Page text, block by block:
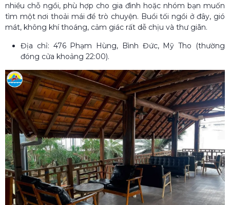
nhiều chỗ ngồi, phù hợp cho gia đình hoặc nhóm bạn muốn
tìm một nơi thoải mái để trò chuyện. Buổi tối ngồi ở đây, gió
mát, không khí thoáng, cảm giác rất dễ chịu và thư giãn.
Địa chỉ: 476 Phạm Hùng, Bình Đức, Mỹ Tho (thường
đóng cửa khoảng 22:00).